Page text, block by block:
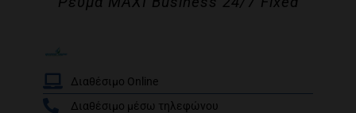
Διαθέσιμο Online
Διαθέσιμο μέσω τηλεφώνου